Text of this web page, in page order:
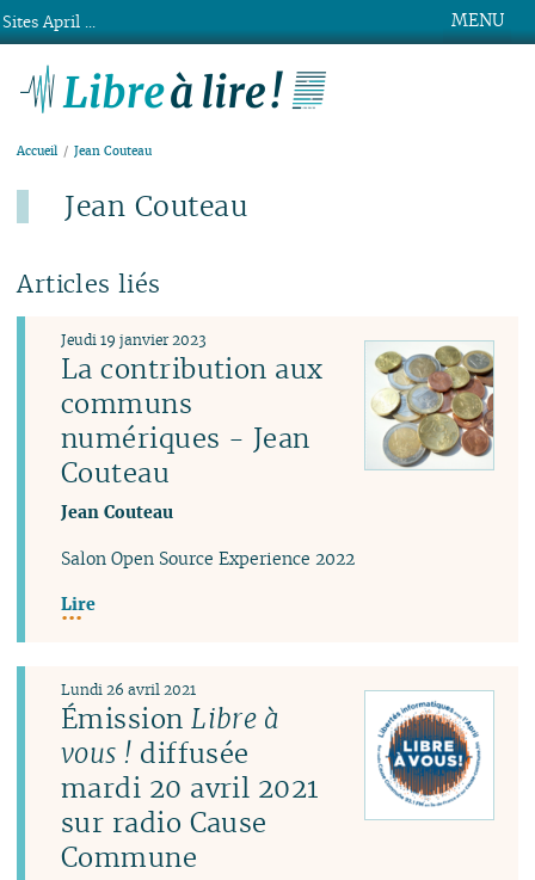
MENU
Accueil Jean Couteau
Jean Couteau
Articles liés
La contribution aux
communs
numériques - Jean
Couteau
Jeudi 19 janvier 2023
Jean Couteau
Salon Open Source Experience 2022
Lire
ÉmissionLibre à
vous ! diffusée
mardi 20 avril 2021
sur radio Cause
Commune
Lundi 26 avril 2021
Sites April ...